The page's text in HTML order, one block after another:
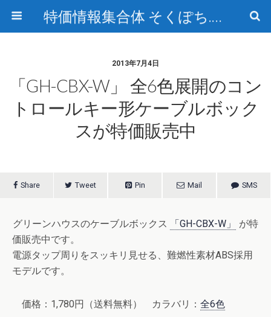
特価情報集合体 そくぽち.com
2013年7月4日
「GH-CBX-W」 全6色展開のコン
トロールキー形ケーブルボック
スが特価販売中
Share Tweet Pin Mail SMS
グリーンハウスのケーブルボックス 「GH-CBX-W」
が特
価販売中です。
電源タップ周りをスッキリ見せる、難燃性素材ABS採用
モデルです。
価格：1,780円（送料無料） カラバリ： 全6色